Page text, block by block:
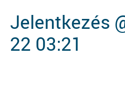
Jelentkezés
22 03:21